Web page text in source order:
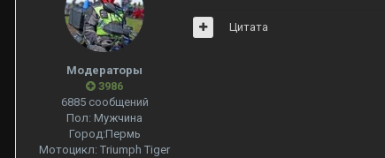
Модераторы
3986
6885 сообщений
Пол: Мужчина
Город:Пермь
Мотоцикл: Triumph Tiger
Цитата